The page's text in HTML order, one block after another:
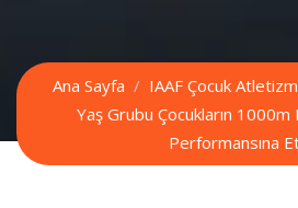
Ana Sayfa
IAAF Çocuk
Yaş Grubu Çocukların 1000m
Performansına